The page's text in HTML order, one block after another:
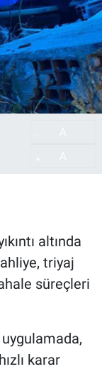
altında
triyaj
süreçleri
karar